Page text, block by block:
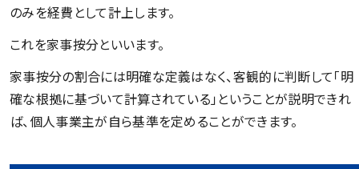
のみを経費として計上します。
これを家事按分といいます。
家事按分の割合には明確な定義はなく、客観的に判断して「明
確な根拠に基づいて計算されている」ということが説明できれ
ば、個人事業主が自ら基準を定めることができます。